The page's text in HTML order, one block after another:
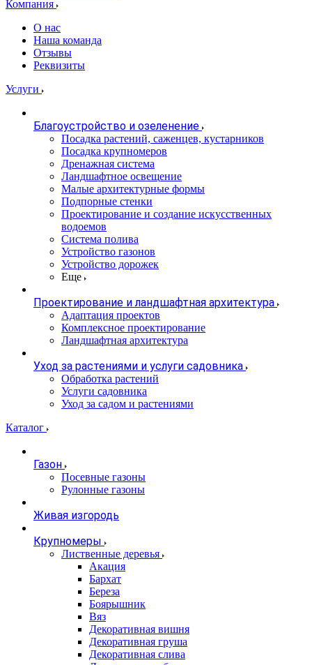
Компания
О нас
Наша команда
Отзывы
Реквизиты
Услуги
Благоустройство и озеленение
Посадка растений, саженцев, кустарников
Посадка крупномеров
Дренажная система
Ландшафтное освещение
Малые архитектурные формы
Подпорные стенки
Проектирование и создание искусственных
водоемов
Система полива
Устройство газонов
Устройство дорожек
Еще
Проектирование и ландшафтная архитектура
Адаптация проектов
Комплексное проектирование
Ландшафтная архитектура
Уход за растениями и услуги садовника
Обработка растений
Услуги садовника
Уход за садом и растениями
Каталог
Газон
Посевные газоны
Рулонные газоны
Живая изгородь
Крупномеры
Лиственные деревья
Акация
Бархат
Береза
Боярышник
Вяз
Декоративная вишня
Декоративная груша
Декоративная слива